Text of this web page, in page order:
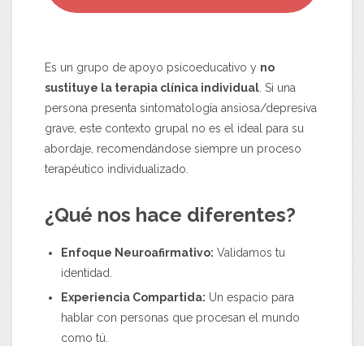
Es un grupo de apoyo psicoeducativo y no
sustituye la terapia clínica individual. Si una
persona presenta sintomatología ansiosa/depresiva
grave, este contexto grupal no es el ideal para su
abordaje, recomendándose siempre un proceso
terapéutico individualizado.
¿Qué nos hace diferentes?
Enfoque Neuroafirmativo: Validamos tu
identidad.
Experiencia Compartida: Un espacio para
hablar con personas que procesan el mundo
como tú.